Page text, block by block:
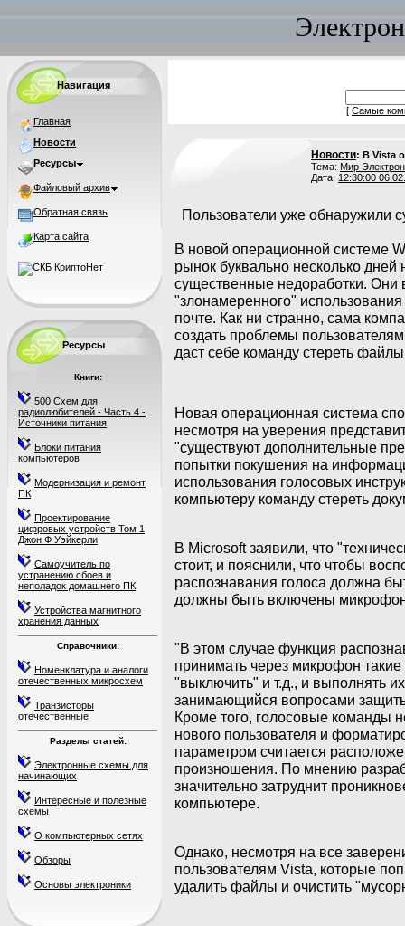
Навигация
Главная
Новости
Ресурсы
Файловый архив
Обратная связь
Карта сайта
Ресурсы
Книги:
500 Схем для
радиолюбителей - Часть 4 -
Источники питания
Блоки питания
компьютеров
Модернизация и ремонт
ПК
Проектирование
цифровых устройств Том 1
Джон Ф Уэйкерли
Самоучитель по
устранению сбоев и
неполадок домашнего ПК
Устройства магнитного
хранения данных
Справочники:
Номенклатура и аналоги
отечественных микросхем
Транзисторы
отечественные
Разделы статей:
Электронные схемы для
начинающих
Интересные и полезные
схемы
О компьютерных сетях
Обзоры
Основы электроники
[ Самые
Новости: В Vista
Тема: Мир
Дата: 12:30:00
Пользователи уже обнаружили
В новой операционной системе
рынок буквально несколько
существенные недоработки.
"злонамеренного"
почте. Как ни странно, сама
создать проблемы
даст себе команду стереть
Новая операционная система
несмотря на уверения
"существуют дополнительные
попытки покушения на
использования голосовых
компьютеру команду стереть
В Microsoft заявили, что
стоит, и пояснили, что чтобы
распознавания голоса должна
должны быть включены
"В этом случае функция
принимать через микрофон такие
"выключить" и т.д., и выполнять
занимающийся вопросами
Кроме того, голосовые команды
нового пользователя и
параметром считается
произношения. По мнению
значительно затруднит
компьютере.
Однако, несмотря на все
пользователям Vista, которые
удалить файлы и очистить